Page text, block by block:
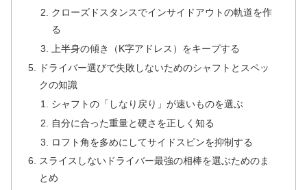
クローズドスタンスでインサイドアウトの軌道を作
る
上半身の傾き（K字アドレス）をキープする
ドライバー選びで失敗しないためのシャフトとスペッ
クの知識
シャフトの「しなり戻り」が速いものを選ぶ
自分に合った重量と硬さを正しく知る
ロフト角を多めにしてサイドスピンを抑制する
スライスしないドライバー最強の相棒を選ぶためのま
とめ